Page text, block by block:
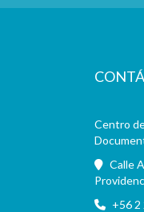
Centro
Calle
+56 2